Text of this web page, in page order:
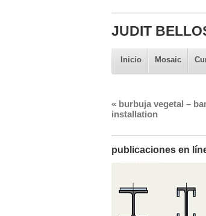
JUDIT
Inicio Mosaic
«burbuja vegetal –
installation
publicaciones en